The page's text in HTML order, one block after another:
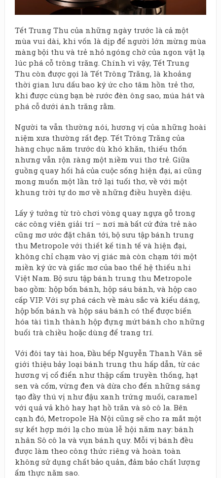
Tết Trung Thu của những ngày trước là cả một
mùa vui dài, khi vốn là dịp để người lớn mừng mùa
màng bội thu và trẻ nhỏ ngóng chờ của ngon vật lạ
lúc phá cỗ trông trăng. Chính vì vậy, Tết Trung
Thu còn được gọi là Tết Trông Trăng, là khoảng
thời gian lưu dấu bao ký ức cho tâm hồn trẻ thơ,
khi được cùng bạn bè rước đèn ông sao, múa hát và
phá cỗ dưới ánh trăng rằm.
Người ta vẫn thường nói, hương vị của những hoài
niệm xưa thường rất đẹp. Tết Trông Trăng của
hàng chục năm trước dù khó khăn, thiếu thốn
nhưng vẫn rộn ràng một niềm vui thơ trẻ. Giữa
guồng quay hối hả của cuộc sống hiện đại, ai cũng
mong muốn một lần trở lại tuổi thơ, về với một
khung trời tự do mơ về những điều huyền diệu.
Lấy ý tưởng từ trò chơi vòng quay ngựa gỗ trong
các công viên giải trí – nơi mà bất cứ đứa trẻ nào
cũng mơ ước đặt chân tới, bộ sưu tập bánh trung
thu Metropole với thiết kế tinh tế và hiện đại,
không chỉ chạm vào vị giác mà còn chạm tới một
miền ký ức và giấc mơ của bao thế hệ thiếu nhi
Việt Nam. Bộ sưu tập bánh trung thu Metropole
bao gồm: hộp bốn bánh, hộp sáu bánh, và hộp cao
cấp VIP. Với sự phá cách về màu sắc và kiểu dáng,
hộp bốn bánh và hộp sáu bánh có thể được biến
hóa tài tình thành hộp đựng mứt bánh cho những
buổi trà chiều hoặc dùng để trang trí.
Với đôi tay tài hoa, Đầu bếp Nguyễn Thanh Vân sẽ
giới thiệu bảy loại bánh trung thu hấp dẫn, từ các
hương vị cổ điển như thập cẩm truyền thống, hạt
sen và cốm, vừng đen và dừa cho đến những sáng
tạo đầy thú vị như đậu xanh trứng muối, caramel
với quả vả khô hay hạt hồ trăn và sô cô la. Bên
cạnh đó, Metropole Hà Nội cũng sẽ cho ra mắt một
sự kết hợp mới lạ cho mùa lễ hội năm nay: bánh
nhân Sô cô la và vụn bánh quy. Mỗi vị bánh đều
được làm theo công thức riêng và hoàn toàn
không sử dụng chất bảo quản, đảm bảo chất lượng
ẩm thực năm sao.